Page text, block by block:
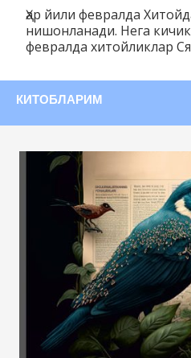
Ҳар йили февралда
нишонланади. Нега
февралда хитойликлар
КИТОБЛАРИМ